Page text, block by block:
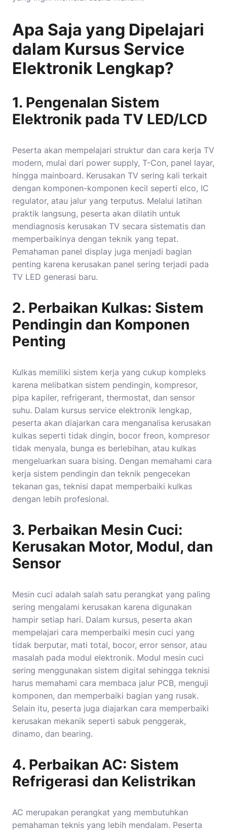
Apa Saja yang Dipelajari
dalam Kursus Service
Elektronik Lengkap?
1. Pengenalan Sistem
Elektronik pada TV LED/LCD
Peserta akan mempelajari struktur dan cara kerja TV
modern, mulai dari power supply, T-Con, panel layar,
hingga mainboard. Kerusakan TV sering kali terkait
dengan komponen-komponen kecil seperti elco, IC
regulator, atau jalur yang terputus. Melalui latihan
praktik langsung, peserta akan dilatih untuk
mendiagnosis kerusakan TV secara sistematis dan
memperbaikinya dengan teknik yang tepat.
Pemahaman panel display juga menjadi bagian
penting karena kerusakan panel sering terjadi pada
TV LED generasi baru.
2. Perbaikan Kulkas: Sistem
Pendingin dan Komponen
Penting
Kulkas memiliki sistem kerja yang cukup kompleks
karena melibatkan sistem pendingin, kompresor,
pipa kapiler, refrigerant, thermostat, dan sensor
suhu. Dalam kursus service elektronik lengkap,
peserta akan diajarkan cara menganalisa kerusakan
kulkas seperti tidak dingin, bocor freon, kompresor
tidak menyala, bunga es berlebihan, atau kulkas
mengeluarkan suara bising. Dengan memahami cara
kerja sistem pendingin dan teknik pengecekan
tekanan gas, teknisi dapat memperbaiki kulkas
dengan lebih profesional.
3. Perbaikan Mesin Cuci:
Kerusakan Motor, Modul, dan
Sensor
Mesin cuci adalah salah satu perangkat yang paling
sering mengalami kerusakan karena digunakan
hampir setiap hari. Dalam kursus, peserta akan
mempelajari cara memperbaiki mesin cuci yang
tidak berputar, mati total, bocor, error sensor, atau
masalah pada modul elektronik. Modul mesin cuci
sering menggunakan sistem digital sehingga teknisi
harus memahami cara membaca jalur PCB, menguji
komponen, dan memperbaiki bagian yang rusak.
Selain itu, peserta juga diajarkan cara memperbaiki
kerusakan mekanik seperti sabuk penggerak,
dinamo, dan bearing.
4. Perbaikan AC: Sistem
Refrigerasi dan Kelistrikan
AC merupakan perangkat yang membutuhkan
pemahaman teknis yang lebih mendalam. Peserta